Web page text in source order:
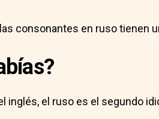
consonantes en ruso tienen
inglés, el ruso es el segundo